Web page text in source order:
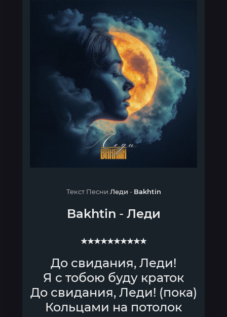
Текст Песни Леди - Bakhtin
Bakhtin - Леди
★★★★★★★★★★
До свидания, Леди!
Я с тобою буду краток
До свидания, Леди! (пока)
Кольцами на потолок